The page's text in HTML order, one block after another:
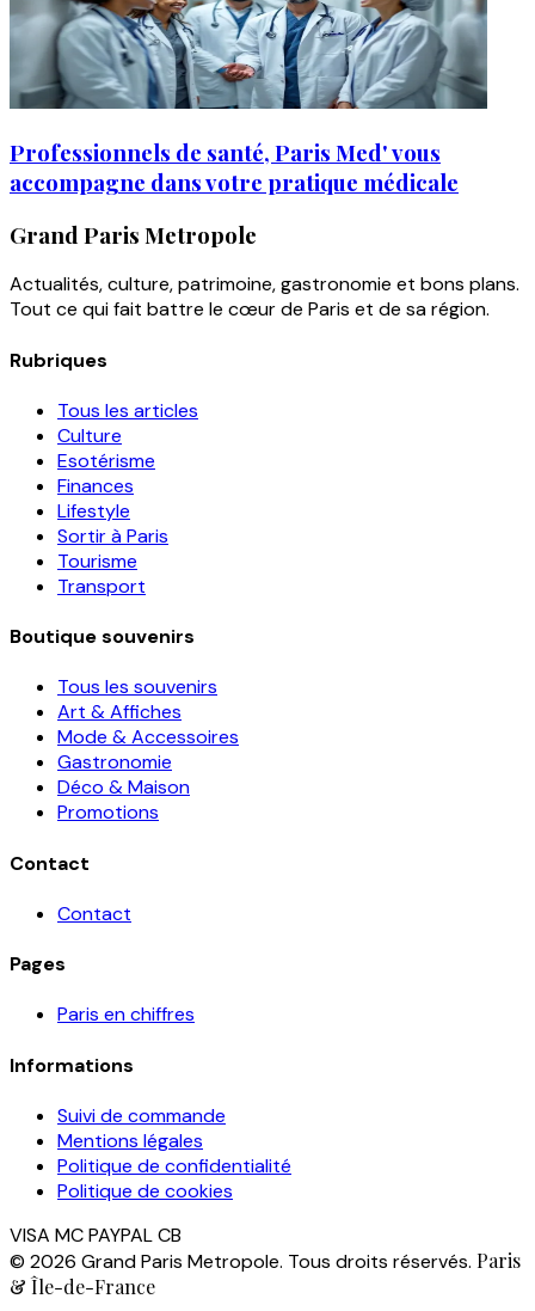
Professionnels de santé, Paris Med' vous
accompagne dans votre pratique médicale
Grand Paris Metropole
Actualités, culture, patrimoine, gastronomie et bons plans.
Tout ce qui fait battre le cœur de Paris et de sa région.
Rubriques
Tous les articles
Culture
Esotérisme
Finances
Lifestyle
Sortir à Paris
Tourisme
Transport
Boutique souvenirs
Tous les souvenirs
Art & Affiches
Mode & Accessoires
Gastronomie
Déco & Maison
Promotions
Contact
Contact
Pages
Paris en chiffres
Informations
Suivi de commande
Mentions légales
Politique de confidentialité
Politique de cookies
VISA MCPAYPALCB
© 2026 Grand Paris Metropole. Tous droits réservés. Paris
& Île-de-France